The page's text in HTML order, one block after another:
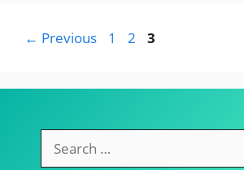
← Previous Page
1 Page
2 Page
3
for: